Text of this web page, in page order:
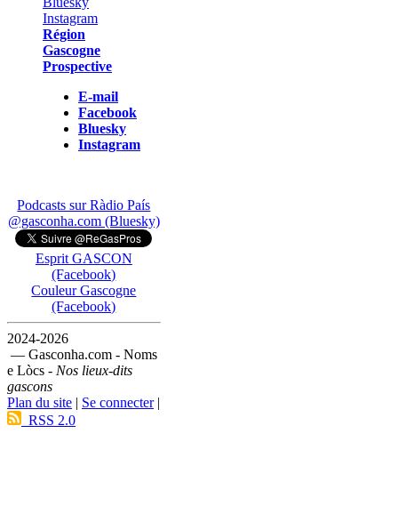
Région
Gascogne
Prospective
E-mail
Facebook
Bluesky
Instagram
Podcasts sur Ràdio País
@gasconha.com (Bluesky)
Esprit GASCON
(Facebook)
Couleur Gascogne
(Facebook)
2024-2026
— Gasconha.com - Noms
e Lòcs - Nos lieux-dits
gascons
Plan du site
Se connecter|
RSS 2.0